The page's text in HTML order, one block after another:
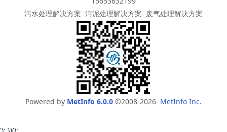
污水处理解决方案 污泥处理解决方案 废气处理解决方案
Powered by MetInfo 6.0.0 ©2008-2026 MetInfo Inc.